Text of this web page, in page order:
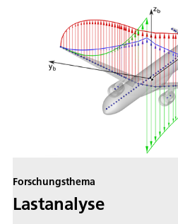
Forschungsthema
Lastanalyse